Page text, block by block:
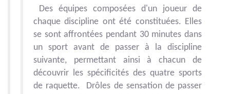
Des équipes composées d'un joueur de
chaque discipline ont été constituées. Elles
se sont affrontées pendant 30 minutes dans
un sport avant de passer à la discipline
suivante, permettant ainsi à chacun de
découvrir les spécificités des quatre sports
de raquette. Drôles de sensation de passer